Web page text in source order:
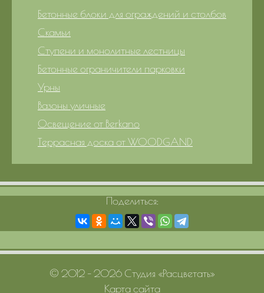
Бетонные блоки для ограждений и столбов
Скамьи
Ступени и монолитные лестницы
Бетонные ограничители парковки
Урны
Вазоны уличные
Освещение от Berkano
Террасная доска от WOODGAND
Поделиться:
© 2012 – 2026 Студия «Расцветать»
Карта сайта